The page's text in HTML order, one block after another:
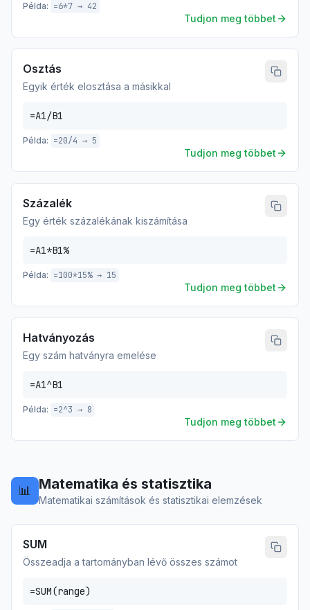
Példa: =6*7 → 42
Tudjon meg többet
Osztás
Egyik érték elosztása a másikkal
=A1/B1
Példa: =20/4 → 5
Tudjon meg többet
Százalék
Egy érték százalékának kiszámítása
=A1*B1%
Példa: =100*15% → 15
Tudjon meg többet
Hatványozás
Egy szám hatványra emelése
=A1^B1
Példa: =2^3 → 8
Tudjon meg többet
📊 Matematika és statisztika
Matematikai számítások és statisztikai elemzések
SUM
Összeadja a tartományban lévő összes számot
=SUM(range)